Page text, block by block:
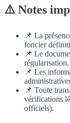
⚠️ Notes
📌 La
foncier
📌 Le
📌 Les
📌 Toute
vérifications
officiels).